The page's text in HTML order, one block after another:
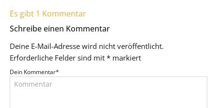
Es gibt 1 Kommentar
Schreibe einen Kommentar
Deine E-Mail-Adresse wird nicht veröffentlicht.
Erforderliche Felder sind mit * markiert
Dein Kommentar*